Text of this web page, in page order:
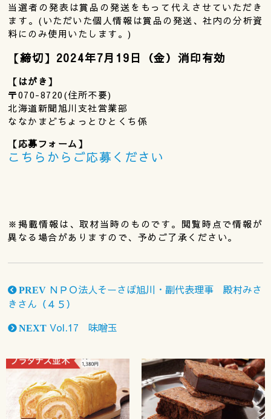
当選者の発表は賞品の発送をもって代えさせていただき
ます。(いただいた個人情報は賞品の発送、社内の分析資
料にのみ使用いたします。)
【締切】2024年7月19日（金）消印有効
【はがき】
〒070-8720(住所不要)
北海道新聞旭川支社営業部
ななかまどちょっとひとくち係
【応募フォーム】
こちらからご応募ください
※掲載情報は、取材当時のものです。閲覧時点で情報が
異なる場合がありますので、予めご了承ください。
PREV ＮＰＯ法人そーさぽ旭川・副代表理事 殿村みさ
きさん（４５）
NEXT Vol.17 味噌玉